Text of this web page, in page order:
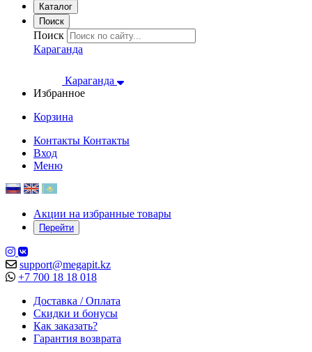
Каталог
Поиск
Поиск
Караганда
Караганда
Избранное
Корзина
Контакты Контакты
Вход
Меню
Акции на избранные товары
Перейти
support@megapit.kz
+7 700 18 18 018
Доставка / Оплата
Скидки и бонусы
Как заказать?
Гарантия возврата